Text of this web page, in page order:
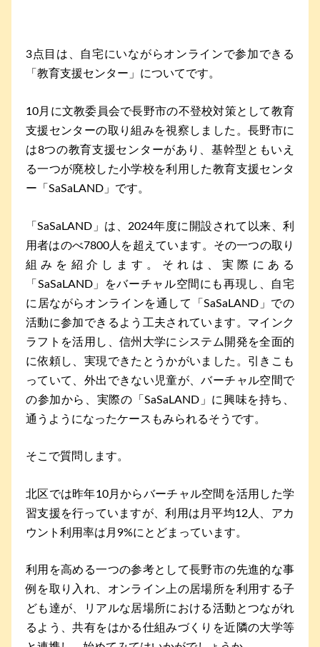
3点目は、自宅にいながらオンラインで参加できる
「教育支援センター」についてです。
10月に文教委員会で長野市の不登校対策として教育
支援センターの取り組みを視察しました。長野市に
は8つの教育支援センターがあり、基幹型ともいえ
る一つが廃校した小学校を利用した教育支援センタ
ー「SaSaLAND」です。
「SaSaLAND」は、2024年度に開設されて以来、利
用者はのべ7800人を超えています。その一つの取り
組みを紹介します。それは、実際にある
「SaSaLAND」をバーチャル空間にも再現し、自宅
に居ながらオンラインを通して「SaSaLAND」での
活動に参加できるよう工夫されています。マインク
ラフトを活用し、信州大学にシステム開発を全面的
に依頼し、実現できたとうかがいました。引きこも
っていて、外出できない児童が、バーチャル空間で
の参加から、実際の「SaSaLAND」に興味を持ち、
通うようになったケースもみられるそうです。
そこで質問します。
北区では昨年10月からバーチャル空間を活用した学
習支援を行っていますが、利用は月平均12人、アカ
ウント利用率は月9%にとどまっています。
利用を高める一つの参考として長野市の先進的な事
例を取り入れ、オンライン上の居場所を利用する子
ども達が、リアルな居場所における活動とつながれ
るよう、共有をはかる仕組みづくりを近隣の大学等